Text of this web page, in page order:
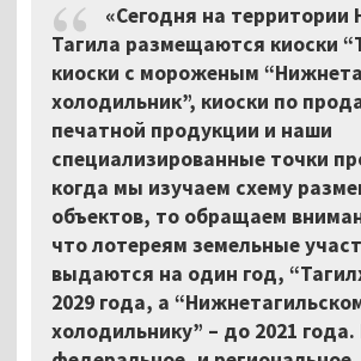
«Сегодня на территории
Тагила размещаются киоски
киоски с мороженым
холодильник”, киоски по
печатной продукции и наши
специализированные точки
когда мы изучаем схему
объектов, то обращаем
что лотереям земельные
выдаются на один год,
2029 года, а
холодильнику” – до 2021